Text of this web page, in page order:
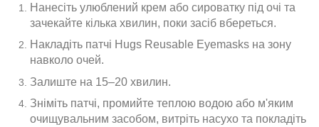
Нанесіть улюблений крем або сироватку під очі та
зачекайте кілька хвилин, поки засіб вбереться.
Накладіть патчі Hugs Reusable Eyemasks на зону
навколо очей.
Залиште на 15–20 хвилин.
Зніміть патчі, промийте теплою водою або м'яким
очищувальним засобом, витріть насухо та покладіть